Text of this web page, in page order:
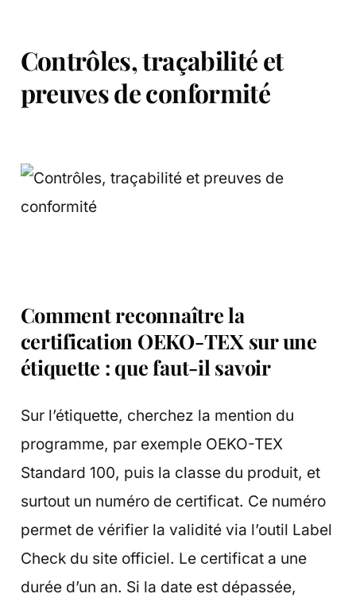
Contrôles, traçabilité et
preuves de conformité
Comment reconnaître la
certification OEKO-TEX sur une
étiquette : que faut-il savoir
Sur l’étiquette, cherchez la mention du
programme, par exemple OEKO-TEX
Standard 100, puis la classe du produit, et
surtout un numéro de certificat. Ce numéro
permet de vérifier la validité via l’outil Label
Check du site officiel. Le certificat a une
durée d’un an. Si la date est dépassée,